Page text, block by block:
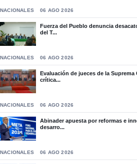
NACIONALES 06 AGO 2026
Fuerza del Pueblo denuncia
del T...
NACIONALES 06 AGO 2026
Evaluación de jueces de la
crítica...
NACIONALES 06 AGO 2026
Abinader apuesta por reformas e
desarro...
NACIONALES 06 AGO 2026